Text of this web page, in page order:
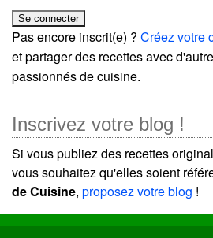
Pas encore inscrit(e) ? Créez votre
et partager des recettes avec
passionnés de cuisine.
Inscrivez votre blog !
Si vous publiez des recettes
vous souhaitez qu'elles soient
de Cuisine, proposez votre blog !